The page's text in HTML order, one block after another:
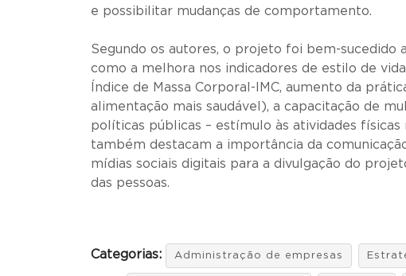
e possibilitar mudanças de comportamento.
Segundo os autores, o projeto foi bem-sucedido
como a melhora nos indicadores de estilo de
Índice de Massa Corporal-IMC, aumento da
alimentação mais saudável), a capacitação de
políticas públicas – estímulo às atividades físicas
também destacam a importância da
mídias sociais digitais para a divulgação do
das pessoas.
Categorias: Administração de empresas